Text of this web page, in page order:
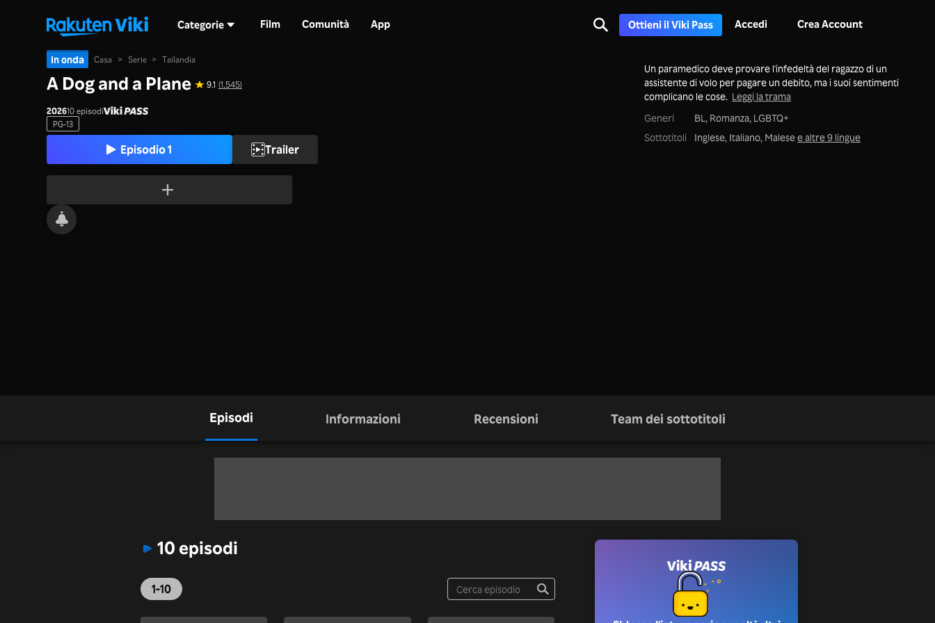
Categorie Film Comunità App Ottieni il Viki Pass Accedi Crea Account
In onda Casa > Serie > Tailandia
A Dog and a Plane 9.1 (1,545)
202610 episodi
PG-13
Episodio 1 Trailer
Un paramedico deve provare l'infedeltà del ragazzo di un
assistente di volo per pagare un debito, ma i suoi sentimenti
complicano le cose. Leggi la trama
Generi
BL, Romanza, LGBTQ+
Sottotitoli
Inglese, Italiano, Malesee altre 9 lingue
Episodi Informazioni Recensioni Team dei sottotitoli
10 episodi
1-10